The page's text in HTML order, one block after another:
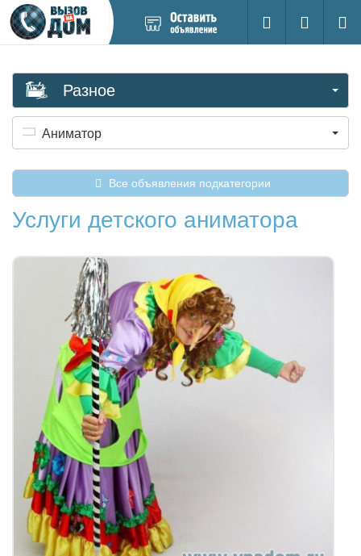
новое
Поиск
Вход на
Разное
Аниматор
Все объявления подкатегории
Услуги детского аниматора